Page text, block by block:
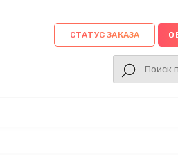
СТАТУС ЗАКАЗА